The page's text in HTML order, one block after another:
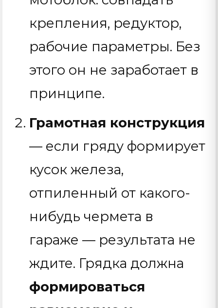
крепления, редуктор,
рабочие параметры. Без
этого он не заработает в
принципе.
Грамотная конструкция
— если гряду формирует
кусок железа,
отпиленный от какого-
нибудь чермета в
гараже — результата не
ждите. Грядка должна
формироваться